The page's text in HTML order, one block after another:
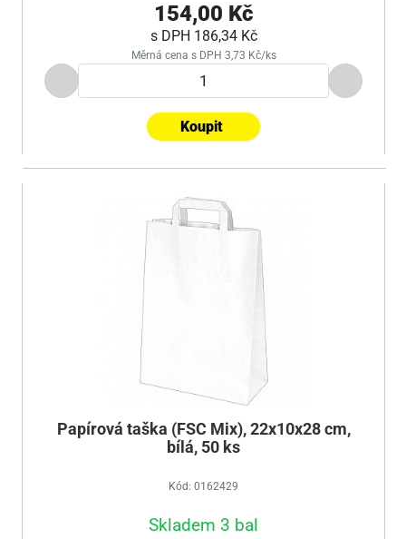
154,00 Kč
s DPH 186,34 Kč
Měrná cena s DPH 3,73 Kč/ks
Koupit
Papírová taška (FSC Mix), 22x10x28 cm,
bílá, 50 ks
Kód: 0162429
Skladem 3 bal